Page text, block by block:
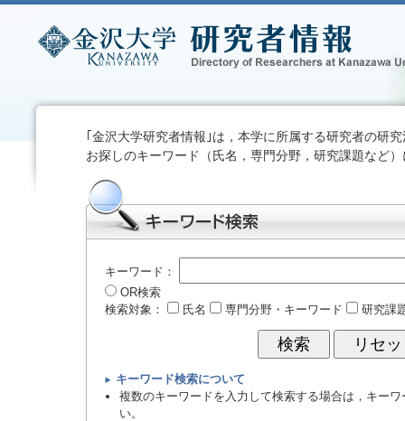
｢金沢大学研究者情報｣は，本学に所属する研究者の研
お探しのキーワード（氏名，専門分野，研究課題など
キーワード：
OR検索
検索対象：
氏名 専門分野・キーワード 研究課
キーワード検索について
複数のキーワードを入力して検索する場合は，キー
い。